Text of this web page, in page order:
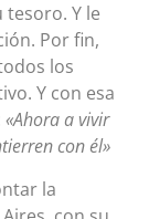
tesoro. Y le
Por fin,
los
Y con esa
«Ahora a vivir
con él»
la